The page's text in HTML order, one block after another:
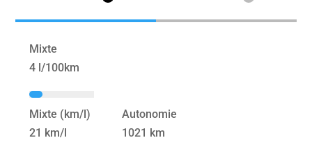
Mixte
4 l/100km
Mixte (km/l)
21 km/l
Autonomie
1021 km